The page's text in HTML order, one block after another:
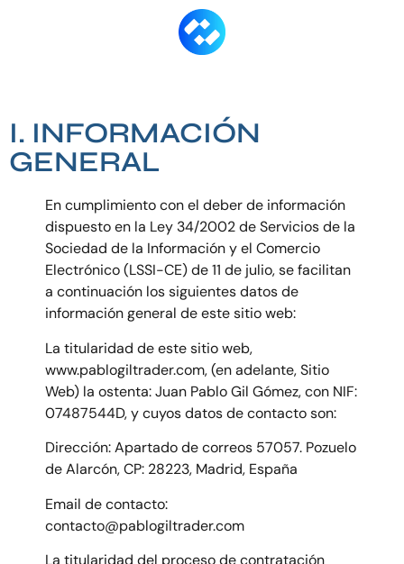
I. INFORMACIÓN
GENERAL
En cumplimiento con el deber de información
dispuesto en la Ley 34/2002 de Servicios de la
Sociedad de la Información y el Comercio
Electrónico (LSSI-CE) de 11 de julio, se facilitan
a continuación los siguientes datos de
información general de este sitio web:
La titularidad de este sitio web,
www.pablogiltrader.com, (en adelante, Sitio
Web) la ostenta: Juan Pablo Gil Gómez, con NIF:
07487544D, y cuyos datos de contacto son:
Dirección: Apartado de correos 57057. Pozuelo
de Alarcón, CP: 28223, Madrid, España
Email de contacto:
contacto@pablogiltrader.com
La titularidad del proceso de contratación